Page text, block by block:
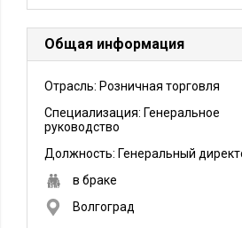
Общая информация
Отрасль: Розничная торговля
Специализация: Генеральное
руководство
Должность: Генеральный
в браке
Волгоград